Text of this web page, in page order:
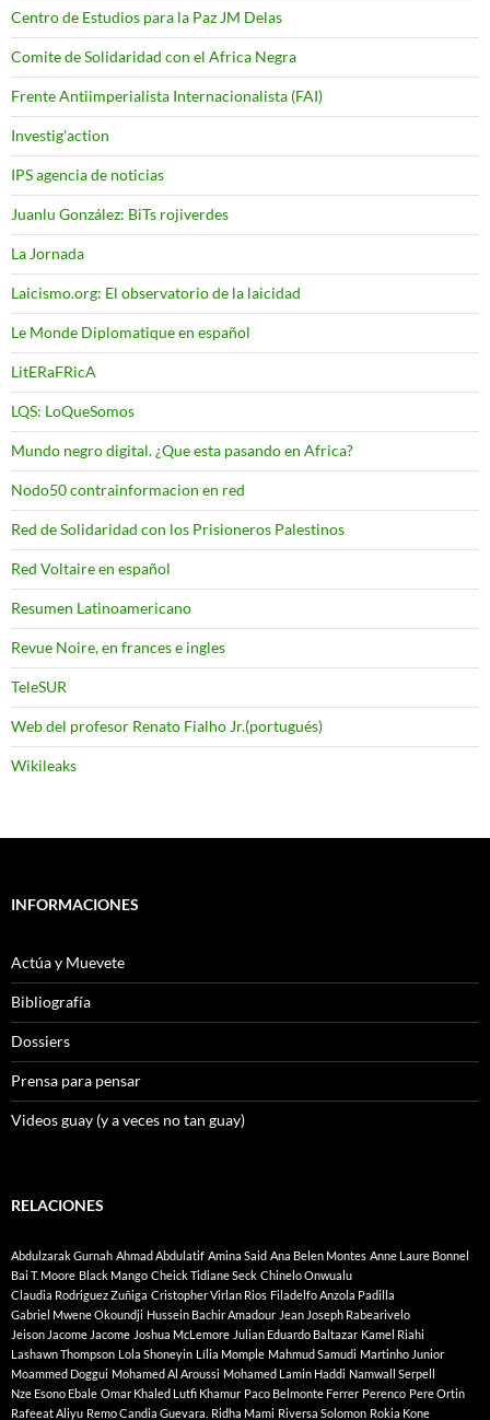
Centro de Estudios para la Paz JM Delas
Comite de Solidaridad con el Africa Negra
Frente Antiimperialista Internacionalista (FAI)
Investig'action
IPS agencia de noticias
Juanlu González: BiTs rojiverdes
La Jornada
Laicismo.org: El observatorio de la laicidad
Le Monde Diplomatique en español
LitERaFRicA
LQS: LoQueSomos
Mundo negro digital. ¿Que esta pasando en Africa?
Nodo50 contrainformacion en red
Red de Solidaridad con los Prisioneros Palestinos
Red Voltaire en español
Resumen Latinoamericano
Revue Noire, en frances e ingles
TeleSUR
Web del profesor Renato Fialho Jr.(portugués)
Wikileaks
INFORMACIONES
Actúa y Muevete
Bibliografía
Dossiers
Prensa para pensar
Videos guay (y a veces no tan guay)
RELACIONES
Abdulzarak Gurnah Ahmad Abdulatif Amina Said Ana Belen Montes Anne Laure Bonnel
Bai T. Moore Black Mango Cheick Tidiane Seck Chinelo Onwualu
Claudia Rodriguez Zuñiga Cristopher Virlan Rios Filadelfo Anzola Padilla
Gabriel Mwene Okoundji Hussein Bachir Amadour Jean Joseph Rabearivelo
Jeison Jacome Jacome Joshua McLemore Julian Eduardo Baltazar Kamel Riahi
Lashawn Thompson Lola Shoneyin Lília Momple Mahmud Samudi Martinho Junior
Moammed Doggui Mohamed Al Aroussi Mohamed Lamin Haddi Namwall Serpell
Nze Esono Ebale Omar Khaled Lutfi Khamur Paco Belmonte Ferrer Perenco Pere Ortin
Rafeeat Aliyu Remo Candia Guevara. Ridha Mami Riversa Solomon Rokia Kone